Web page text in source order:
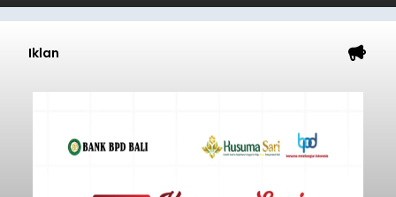
Iklan